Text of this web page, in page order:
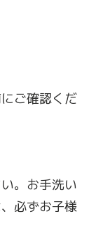
ご確認くだ
。お手洗い
必ずお子様